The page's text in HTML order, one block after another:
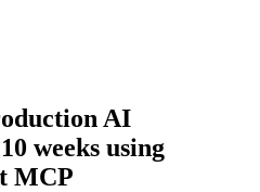
AI
weeks using
MCP